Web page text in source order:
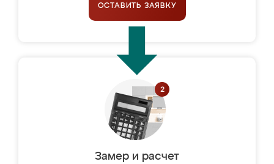
ОСТАВИТЬ ЗАЯВКУ
Замер и расчет